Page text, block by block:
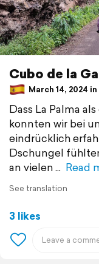
Cubo de la
March 14, 2024
Dass La Palma
konnten wir bei
eindrücklich
Dschungel
an vielen
Read
See translation
3 likes